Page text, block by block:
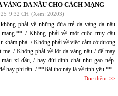
VÀNG DA NÂU CHO CÁCH MẠNG
9:32 CH (Xem: 20203)
phải về những đứa trẻ da vàng da nâu
mạng.** / Không phải về một cuộc truy cầu
khám phá. / Không phải về việc cắm cờ dương
/ Không phải về lột da vàng nâu / để may
xì dầu, / hay đùi dính chặt như gạo nếp.
hay phi tần. / **Bài thơ này là về tình yêu.**
Đọc thêm